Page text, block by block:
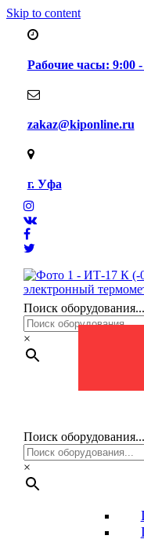
Skip to content
Рабочие часы:
zakaz@kiponline.ru
г. Уфа
Поиск оборудования...
×
Поиск оборудования...
×